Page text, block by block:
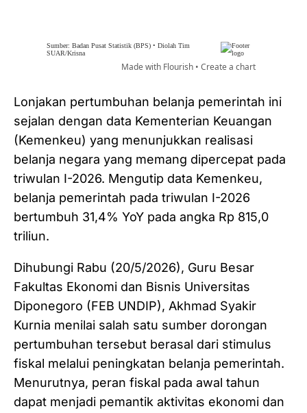
Lonjakan pertumbuhan belanja pemerintah ini
sejalan dengan data Kementerian Keuangan
(Kemenkeu) yang menunjukkan realisasi
belanja negara yang memang dipercepat pada
triwulan I-2026. Mengutip data Kemenkeu,
belanja pemerintah pada triwulan I-2026
bertumbuh 31,4% YoY pada angka Rp 815,0
triliun.
Dihubungi Rabu (20/5/2026), Guru Besar
Fakultas Ekonomi dan Bisnis Universitas
Diponegoro (FEB UNDIP), Akhmad Syakir
Kurnia menilai salah satu sumber dorongan
pertumbuhan tersebut berasal dari stimulus
fiskal melalui peningkatan belanja pemerintah.
‎Menurutnya, peran fiskal pada awal tahun
dapat menjadi pemantik aktivitas ekonomi dan